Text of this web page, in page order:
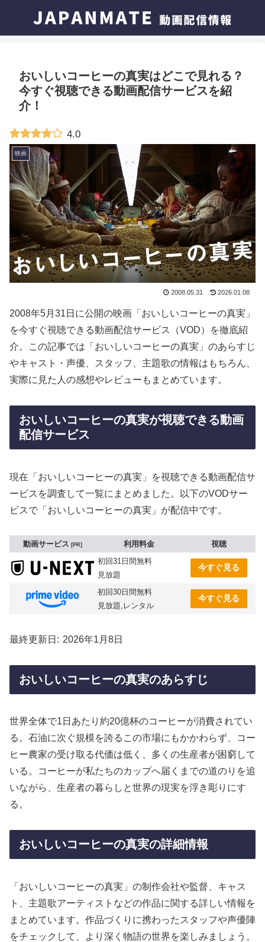
おいしいコーヒーの真実はどこで見れる？
今すぐ視聴できる動画配信サービスを紹
介！
4.0
映画
2008.05.31 2026.01.08
2008年5月31日に公開の映画「おいしいコーヒーの真実」
を今すぐ視聴できる動画配信サービス（VOD）を徹底紹
介。この記事では「おいしいコーヒーの真実」のあらすじ
やキャスト・声優、スタッフ、主題歌の情報はもちろん、
実際に見た人の感想やレビューもまとめています。
おいしいコーヒーの真実が視聴できる動画
配信サービス
現在「おいしいコーヒーの真実」を視聴できる動画配信サ
ービスを調査して一覧にまとめました。以下のVODサー
ビスで「おいしいコーヒーの真実」が配信中です。
動画サービス PR 利用料金
視聴
初回31日間無料
見放題
今すぐ見る
初回30日間無料
見放題,レンタル
今すぐ見る
最終更新日 2026年1月8日
おいしいコーヒーの真実のあらすじ
世界全体で1日あたり約20億杯のコーヒーが消費されてい
る。石油に次ぐ規模を誇るこの市場にもかかわらず、コー
ヒー農家の受け取る代価は低く、多くの生産者が困窮して
いる。コーヒーが私たちのカップへ届くまでの道のりを追
いながら、生産者の暮らしと世界の現実を浮き彫りにす
る。
おいしいコーヒーの真実の詳細情報
「おいしいコーヒーの真実」の制作会社や監督、キャス
ト、主題歌アーティストなどの作品に関する詳しい情報を
まとめています。作品づくりに携わったスタッフや声優陣
をチェックして、より深く物語の世界を楽しみましょう。